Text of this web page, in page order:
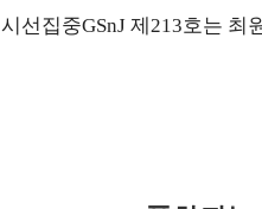
시선집중GSnJ 제213호는 최